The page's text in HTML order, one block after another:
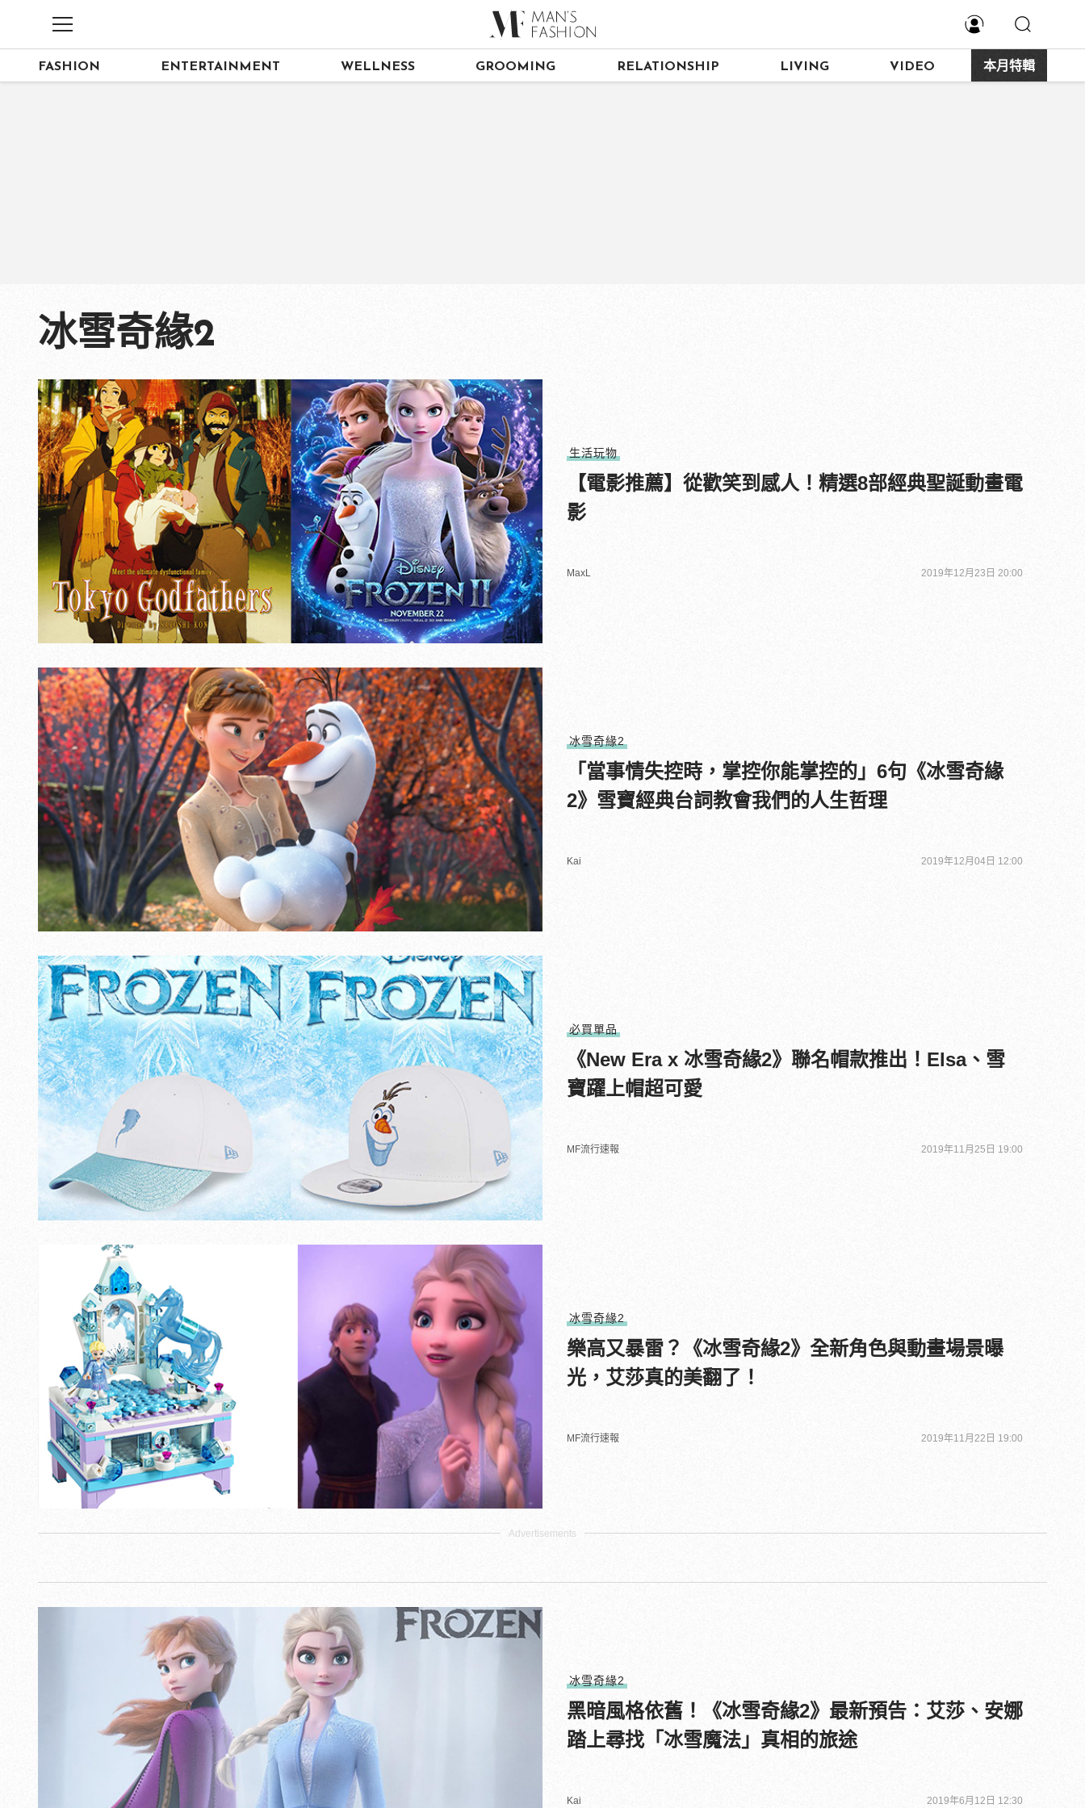
FASHION ENTERTAINMENT WELLNESS GROOMING RELATIONSHIP LIVING VIDEO 本月特輯
冰雪奇緣2
生活玩物
【電影推薦】從歡笑到感人！精選8部經典聖誕動畫電
影
MaxL 2019年12月23日 20:00
冰雪奇緣2
「當事情失控時，掌控你能掌控的」6句《冰雪奇緣
2》雪寶經典台詞教會我們的人生哲理
Kai 2019年12月04日 12:00
必買單品
《New Era x 冰雪奇緣2》聯名帽款推出！Elsa、雪
寶躍上帽超可愛
MF流行速報 2019年11月25日 19:00
冰雪奇緣2
樂高又暴雷？《冰雪奇緣2》全新角色與動畫場景曝
光，艾莎真的美翻了！
MF流行速報 2019年11月22日 19:00
冰雪奇緣2
黑暗風格依舊！《冰雪奇緣2》最新預告：艾莎、安娜
踏上尋找「冰雪魔法」真相的旅途
Kai 2019年6月12日 12:30